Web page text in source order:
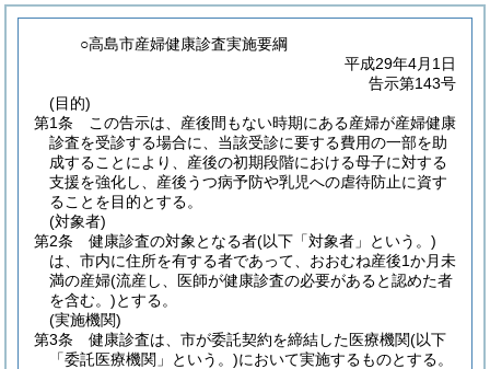
○高島市産婦健康診査実施要綱
平成29年4月1日
告示第143号
(目的)
第1条
この告示は、産後間もない時期にある産婦が産婦健康
診査を受診する場合に、当該受診に要する費用の一部を助
成することにより、産後の初期段階における母子に対する
支援を強化し、産後うつ病予防や乳児への虐待防止に資す
ることを目的とする。
(対象者)
第2条
健康診査の対象となる者(以下「対象者」という。)
は、市内に住所を有する者であって、おおむね産後1か月未
満の産婦(流産し、医師が健康診査の必要があると認めた者
を含む。)とする。
(実施機関)
第3条
健康診査は、市が委託契約を締結した医療機関(以下
「委託医療機関」という。)において実施するものとする。